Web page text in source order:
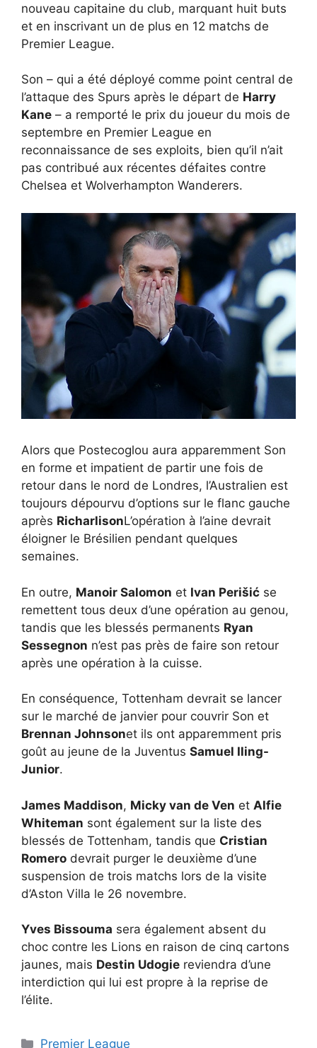
nouveau capitaine du club, marquant huit buts
et en inscrivant un de plus en 12 matchs de
Premier League.
Son – qui a été déployé comme point central de
l’attaque des Spurs après le départ de Harry
Kane – a remporté le prix du joueur du mois de
septembre en Premier League en
reconnaissance de ses exploits, bien qu’il n’ait
pas contribué aux récentes défaites contre
Chelsea et Wolverhampton Wanderers.
Alors que Postecoglou aura apparemment Son
en forme et impatient de partir une fois de
retour dans le nord de Londres, l’Australien est
toujours dépourvu d’options sur le flanc gauche
après RicharlisonL’opération à l’aine devrait
éloigner le Brésilien pendant quelques
semaines.
En outre, Manoir Salomon et Ivan Perišić se
remettent tous deux d’une opération au genou,
tandis que les blessés permanents Ryan
Sessegnon n’est pas près de faire son retour
après une opération à la cuisse.
En conséquence, Tottenham devrait se lancer
sur le marché de janvier pour couvrir Son et
Brennan Johnsonet ils ont apparemment pris
goût au jeune de la Juventus Samuel Iling-
Junior.
James Maddison, Micky van de Ven et Alfie
Whiteman sont également sur la liste des
blessés de Tottenham, tandis que Cristian
Romero devrait purger le deuxième d’une
suspension de trois matchs lors de la visite
d’Aston Villa le 26 novembre.
Yves Bissouma sera également absent du
choc contre les Lions en raison de cinq cartons
jaunes, mais Destin Udogie reviendra d’une
interdiction qui lui est propre à la reprise de
l’élite.
Catégories
Premier League